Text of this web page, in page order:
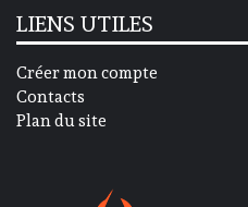
LIENS UTILES
Créer mon compte
Contacts
Plan du site